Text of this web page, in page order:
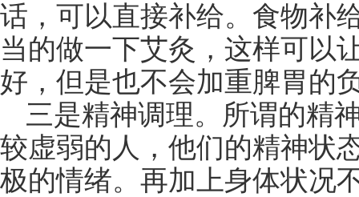
话，可以直接补给。食物补
当的做一下艾灸，这样可以
好，但是也不会加重脾胃的
三是精神调理。所谓的精
较虚弱的人，他们的精神状
极的情绪。再加上身体状况